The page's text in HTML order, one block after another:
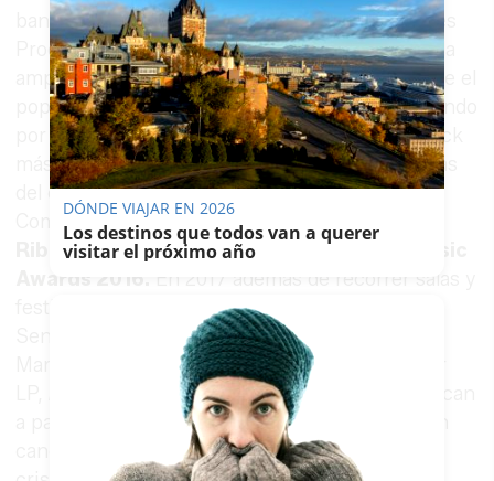
banda publica su EP tituladoAzul (Entrebotones
Producciones). Cuatro cortes que demuestran la
amplitud del abanico sónico del conjunto. Desde el
pop más melódico y andante deCarnaval, pasando
por el folk festivo deValparaisohasta el pop-rock
más clásico deViajero. También fueron finalistas
del concurso de Jóvenes Creadores 2016 de la
Comunidad de Madrid, el concurso
Ribera del Sonorama 2016
Showing Music
Awards 2016.
En 2017 además de recorrer salas y
festivales de España tales como Festival de los
Sentidos, Festival Actual Logroño, El Día de la
Marmota o Fun Music Festival lanzan su primer
Una vez más Yogures de Coco sacan
a pasear sus dispares influencias artísticas, con
canciones veloces y lentas alternándose en un
DÓNDE VIAJAR EN 2026
Los destinos que todos van a querer
visitar el próximo año